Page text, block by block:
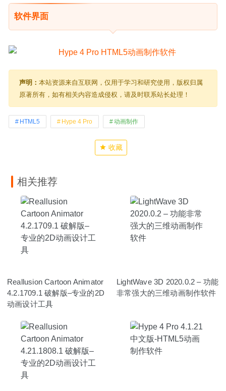
软件界面
声明： 本站资源来自互联网，仅用于学习和研究使用，版权归属
原著所有，如有相关内容造成侵权，请及时联系站长处理！
HTML5 Hype 4 Pro 动画制作
收藏
相关推荐
Reallusion Cartoon Animator
4.2.1709.1 破解版–专业的2D
动画设计工具
LightWave 3D 2020.0.2 – 功能
非常强大的三维动画制作软件